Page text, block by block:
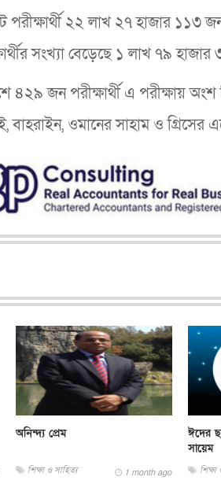
পরীক্ষার্থী ২২ লাখ ২৭ হাজার
সংখ্যা বেড়েছে ১ লাখ ৭৯
জন পরীক্ষার্থী এ পরীক্ষায় অংশ
বাহরাইন, ওমানের সাহাম ও গ্রিসের
অনিন্দ্য প্রেম
শিক্ষা ও সাহিত্য 1 month ago
ঈদের
সায়েম